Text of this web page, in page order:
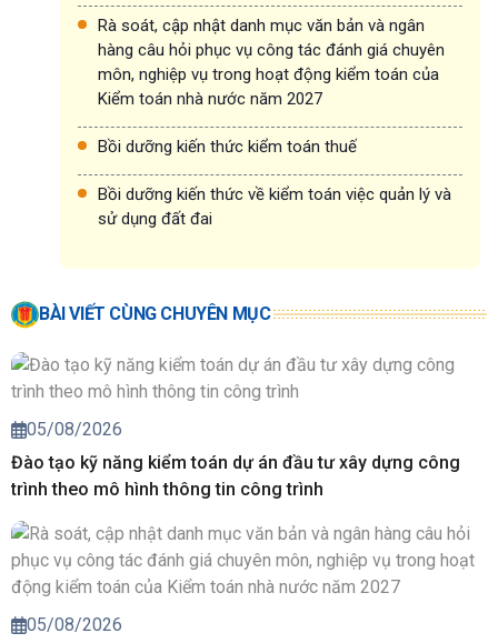
Rà soát, cập nhật danh mục văn bản và ngân
hàng câu hỏi phục vụ công tác đánh giá chuyên
môn, nghiệp vụ trong hoạt động kiểm toán của
Kiểm toán nhà nước năm 2027
Bồi dưỡng kiến thức kiểm toán thuế
Bồi dưỡng kiến thức về kiểm toán việc quản lý và
sử dụng đất đai
BÀI VIẾT CÙNG CHUYÊN MỤC
05/08/2026
Đào tạo kỹ năng kiểm toán dự án đầu tư xây dựng công
trình theo mô hình thông tin công trình
05/08/2026